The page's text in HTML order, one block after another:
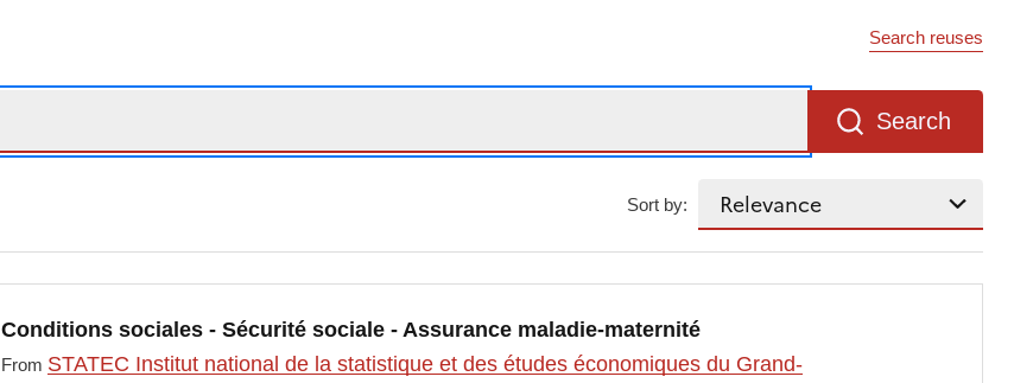
Search reuses
Search
Sort by:
Conditions sociales - Sécurité sociale - Assurance maladie-maternité
From STATEC Institut national de la statistique et des études économiques du Grand-